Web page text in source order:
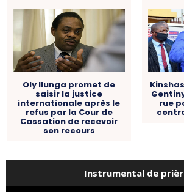
Oly Ilunga promet de
saisir la justice
internationale après le
refus par la Cour de
Cassation de recevoir
son recours
rue
Instrumental de